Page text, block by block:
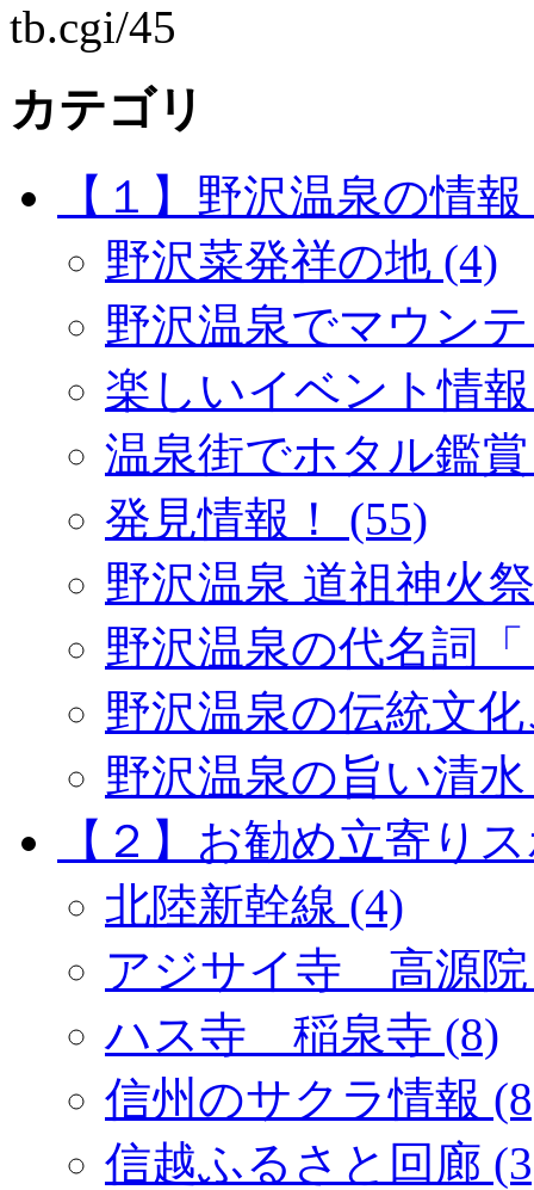
tb.cgi/45
カテゴリ
【１】野沢温泉の情
野沢菜発祥の地 (4)
野沢温泉でマウン
楽しいイベント情
温泉街でホタル鑑
発見情報！ (55)
野沢温泉 道祖神火
野沢温泉の代名詞
野沢温泉の伝統文
野沢温泉の旨い清水
【２】お勧め立寄り
北陸新幹線 (4)
アジサイ寺 高源院
ハス寺 稲泉寺 (8)
信州のサクラ情報
信越ふるさと回廊